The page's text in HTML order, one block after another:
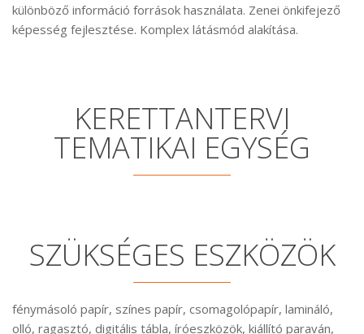
különböző információ források használata. Zenei önkifejező
képesség fejlesztése. Komplex látásmód alakítása.
KERETTANTERVI
TEMATIKAI EGYSÉG
SZÜKSÉGES ESZKÖZÖK
fénymásoló papír, színes papír, csomagolópapír, lamináló,
olló, ragasztó, digitális tábla, íróeszközök, kiállító paraván,